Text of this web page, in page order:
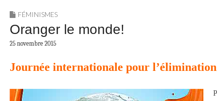
FÉMINISMES
Oranger le monde!
25 novembre 2015
Journée internationale pour l’élimination